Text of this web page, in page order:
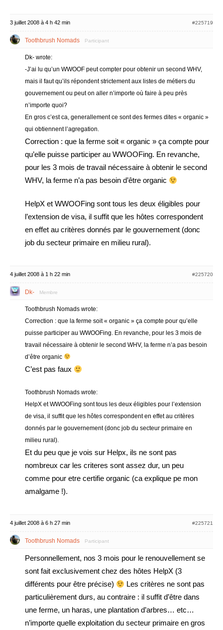
3 juillet 2008 à 4 h 42 min #225719
Toothbrush Nomads Participant
Dk- wrote:
-J’ai lu qu’un WWOOF peut compter pour obtenir un second WHV,
mais il faut qu’ils répondent strictement aux listes de métiers du
gouvernement ou peut on aller n’importe où faire à peu près
n’importe quoi?
En gros c’est ca, generallement ce sont des fermes dites « organic »
qui obtiennent l’agregation.
Correction : que la ferme soit « organic » ça compte pour
qu’elle puisse participer au WWOOFing. En revanche,
pour les 3 mois de travail nécessaire à obtenir le second
WHV, la ferme n’a pas besoin d’être organic
HelpX et WWOOFing sont tous les deux éligibles pour
l’extension de visa, il suffit que les hôtes correspondent
en effet au critères donnés par le gouvernement (donc
job du secteur primaire en milieu rural).
4 juillet 2008 à 1 h 22 min #225720
Dk- Membre
Toothbrush Nomads wrote:
Correction : que la ferme soit « organic » ça compte pour qu’elle
puisse participer au WWOOFing. En revanche, pour les 3 mois de
travail nécessaire à obtenir le second WHV, la ferme n’a pas besoin
d’être organic
C’est pas faux
Toothbrush Nomads wrote:
HelpX et WWOOFing sont tous les deux éligibles pour l’extension
de visa, il suffit que les hôtes correspondent en effet au critères
donnés par le gouvernement (donc job du secteur primaire en
milieu rural).
Et du peu que je vois sur Helpx, ils ne sont pas
nombreux car les criteres sont assez dur, un peu
comme pour etre certifie organic (ca explique pe mon
amalgame !).
4 juillet 2008 à 6 h 27 min #225721
Toothbrush Nomads Participant
Personnellement, nos 3 mois pour le renouvellement se
sont fait exclusivement chez des hôtes HelpX (3
différents pour être précise)
Les critères ne sont pas
particulièrement durs, au contraire : il suffit d’être dans
une ferme, un haras, une plantation d’arbres… etc…
n’importe quelle exploitation du secteur primaire en gros